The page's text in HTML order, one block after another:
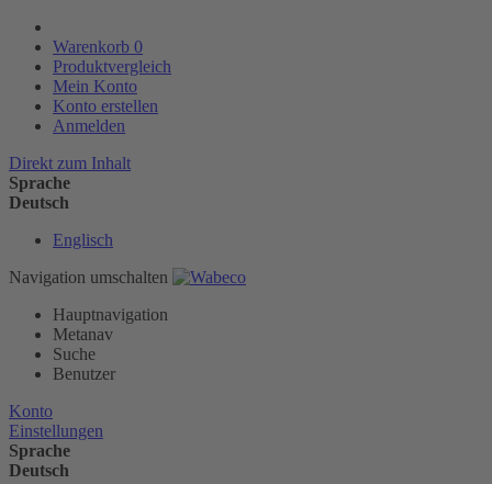
Warenkorb 0
Produktvergleich
Mein Konto
Konto erstellen
Anmelden
Direkt zum Inhalt
Sprache
Deutsch
Englisch
Navigation umschalten
Hauptnavigation
Metanav
Suche
Benutzer
Konto
Einstellungen
Sprache
Deutsch